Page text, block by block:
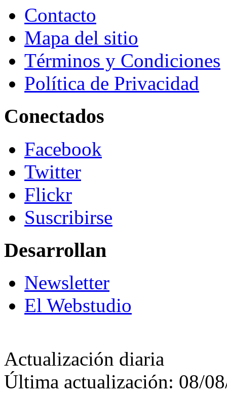
Contacto
Mapa del sitio
Términos y Condiciones
Política de Privacidad
Conectados
Facebook
Twitter
Flickr
Suscribirse
Desarrollan
Newsletter
El Webstudio
Actualización diaria
Última actualización: 08/